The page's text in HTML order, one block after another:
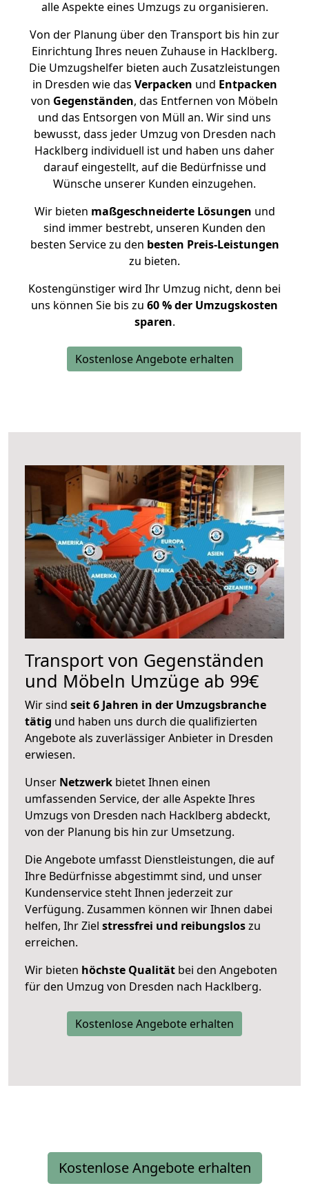
alle Aspekte eines Umzugs zu organisieren.
Von der Planung über den Transport bis hin zur
Einrichtung Ihres neuen Zuhause in Hacklberg.
Die Umzugshelfer bieten auch Zusatzleistungen
in Dresden wie das Verpacken und Entpacken
von Gegenständen, das Entfernen von Möbeln
und das Entsorgen von Müll an. Wir sind uns
bewusst, dass jeder Umzug von Dresden nach
Hacklberg individuell ist und haben uns daher
darauf eingestellt, auf die Bedürfnisse und
Wünsche unserer Kunden einzugehen.
Wir bieten maßgeschneiderte Lösungen und
sind immer bestrebt, unseren Kunden den
besten Service zu den besten Preis-Leistungen
zu bieten.
Kostengünstiger wird Ihr Umzug nicht, denn bei
uns können Sie bis zu 60 % der Umzugskosten
sparen.
Kostenlose Angebote erhalten
Transport von Gegenständen
und Möbeln Umzüge ab 99€
Wir sind seit 6 Jahren in der Umzugsbranche
tätig und haben uns durch die qualifizierten
Angebote als zuverlässiger Anbieter in Dresden
erwiesen.
Unser Netzwerk bietet Ihnen einen
umfassenden Service, der alle Aspekte Ihres
Umzugs von Dresden nach Hacklberg abdeckt,
von der Planung bis hin zur Umsetzung.
Die Angebote umfasst Dienstleistungen, die auf
Ihre Bedürfnisse abgestimmt sind, und unser
Kundenservice steht Ihnen jederzeit zur
Verfügung. Zusammen können wir Ihnen dabei
helfen, Ihr Ziel stressfrei und reibungsloszu
erreichen.
Wir bieten höchste Qualität bei den Angeboten
für den Umzug von Dresden nach Hacklberg.
Kostenlose Angebote erhalten
Kostenlose Angebote erhalten